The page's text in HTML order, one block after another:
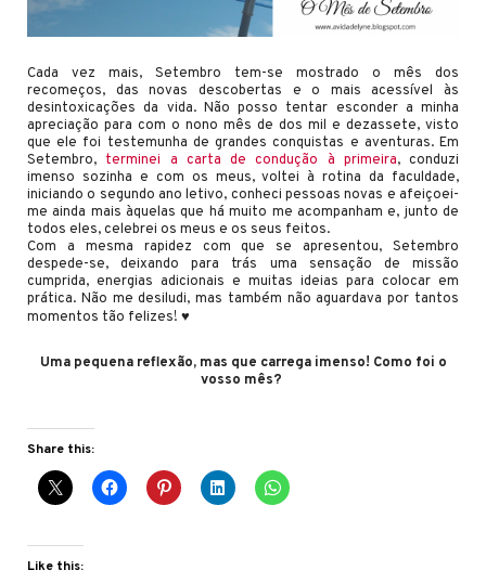
Cada vez mais, Setembro tem-se mostrado o mês dos
recomeços, das novas descobertas e o mais acessível às
desintoxicações da vida. Não posso tentar esconder a minha
apreciação para com o nono mês de dos mil e dezassete, visto
que ele foi testemunha de grandes conquistas e aventuras. Em
Setembro, terminei a carta de condução à primeira, conduzi
imenso sozinha e com os meus, voltei à rotina da faculdade,
iniciando o segundo ano letivo, conheci pessoas novas e afeiçoei-
me ainda mais àquelas que há muito me acompanham e, junto de
todos eles, celebrei os meus e os seus feitos.
Com a mesma rapidez com que se apresentou, Setembro
despede-se, deixando para trás uma sensação de missão
cumprida, energias adicionais e muitas ideias para colocar em
prática. Não me desiludi, mas também não aguardava por tantos
momentos tão felizes! ♥
Uma pequena reflexão, mas que carrega imenso! Como foi o
vosso mês?
Share this:
Like this: